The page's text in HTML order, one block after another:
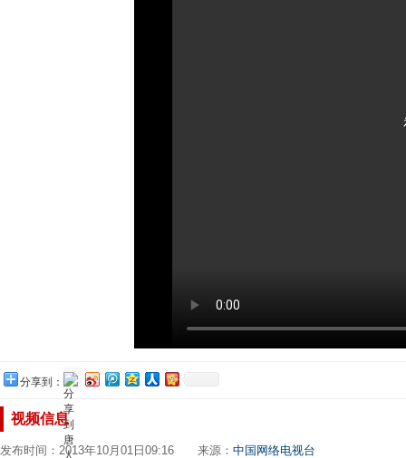
分享到：
视频信息
发布时间：2013年10月01日09:16 来源： 中国网络电视台